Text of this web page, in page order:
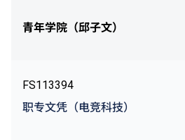
青年学院（邱子文）
FS113394
职专文凭（电竞科技）